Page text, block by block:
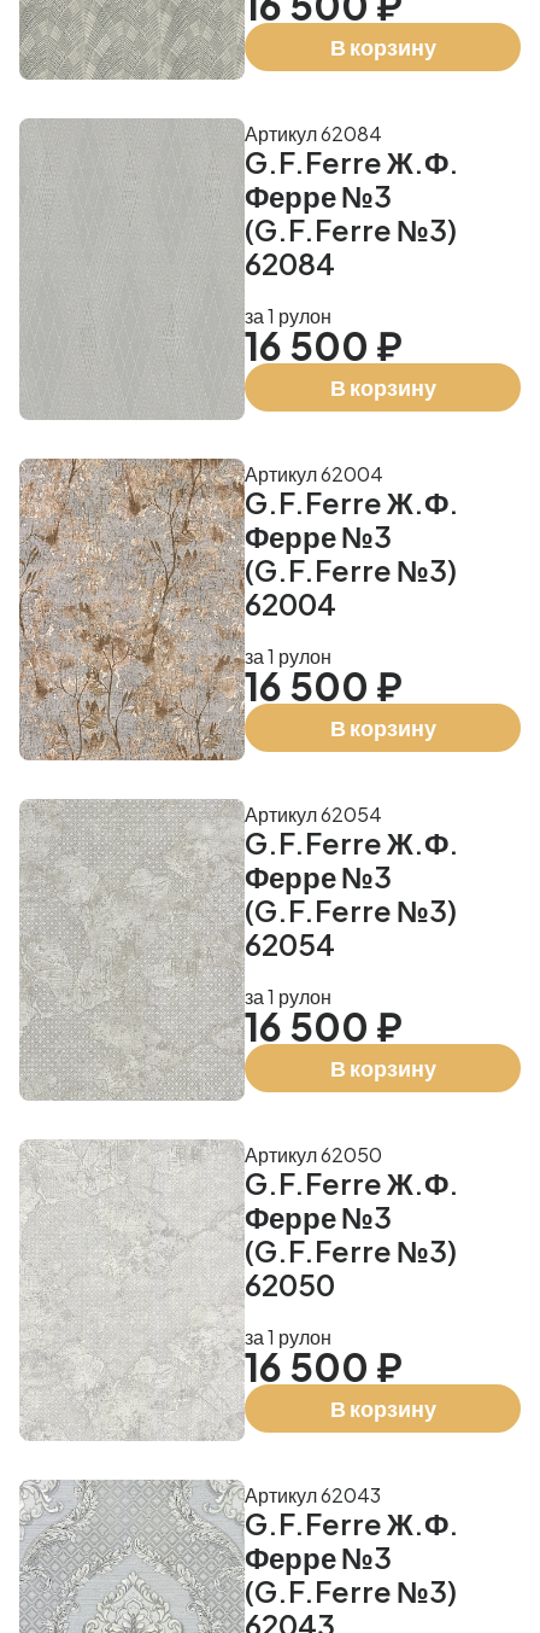
В корзину
G.F.Ferre Ж.Ф.
Ферре №3
(G.F.Ferre №3)
62084
Артикул 62084
за 1 рулон
16 500 ₽
В корзину
G.F.Ferre Ж.Ф.
Ферре №3
(G.F.Ferre №3)
62004
Артикул 62004
за 1 рулон
16 500 ₽
В корзину
G.F.Ferre Ж.Ф.
Ферре №3
(G.F.Ferre №3)
62054
Артикул 62054
за 1 рулон
16 500 ₽
В корзину
G.F.Ferre Ж.Ф.
Ферре №3
(G.F.Ferre №3)
62050
Артикул 62050
за 1 рулон
16 500 ₽
В корзину
G.F.Ferre Ж.Ф.
Ферре №3
(G.F.Ferre №3)
62043
Артикул 62043